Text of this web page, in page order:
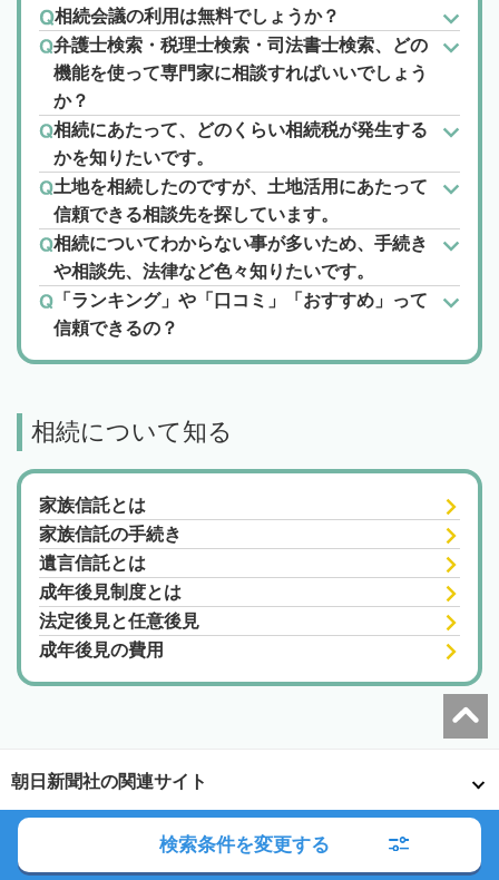
相続会議の利用は無料でしょうか？
弁護士検索・税理士検索・司法書士検索、どの
機能を使って専門家に相談すればいいでしょう
か？
相続にあたって、どのくらい相続税が発生する
かを知りたいです。
土地を相続したのですが、土地活用にあたって
信頼できる相談先を探しています。
相続についてわからない事が多いため、手続き
や相談先、法律など色々知りたいです。
「ランキング」や「口コミ」「おすすめ」って
信頼できるの？
相続について知る
家族信託とは
家族信託の手続き
遺言信託とは
成年後見制度とは
法定後見と任意後見
成年後見の費用
検索条件を変更する
朝日新聞社の関連サイト
サイトポリシー 相続会議利用規約